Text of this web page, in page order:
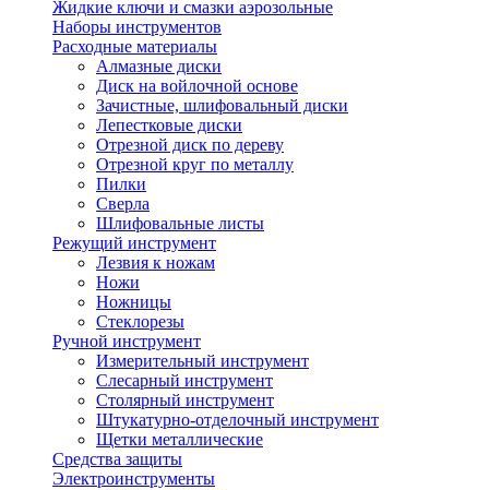
Жидкие ключи и смазки аэрозольные
Наборы инструментов
Расходные материалы
Алмазные диски
Диск на войлочной основе
Зачистные, шлифовальный диски
Лепестковые диски
Отрезной диск по дереву
Отрезной круг по металлу
Пилки
Сверла
Шлифовальные листы
Режущий инструмент
Лезвия к ножам
Ножи
Ножницы
Стеклорезы
Ручной инструмент
Измерительный инструмент
Слесарный инструмент
Столярный инструмент
Штукатурно-отделочный инструмент
Щетки металлические
Средства защиты
Электроинструменты